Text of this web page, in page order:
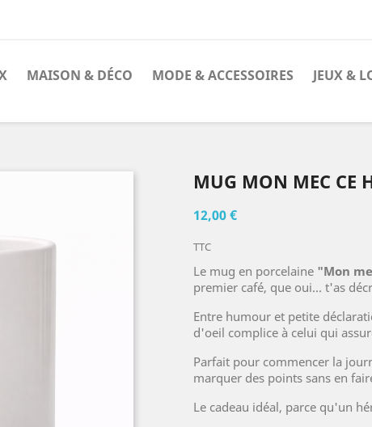
MAISON & DÉCO MODE & ACCESSOIRES JEUX &
MUG MON MEC CE
12,00 €
TTC
Le mug en porcelaine "Mon
premier café, que oui... t'as
Entre humour et petite
d'oeil complice à celui qui
Parfait pour commencer la
marquer des points sans en
Le cadeau idéal, parce qu'un